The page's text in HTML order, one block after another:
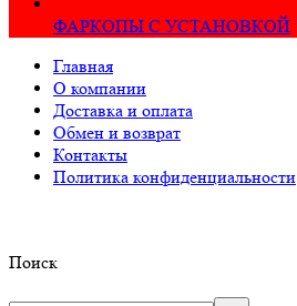
ФАРКОПЫ С УСТАНОВКОЙ
Главная
О компании
Доставка и оплата
Обмен и возврат
Контакты
Политика конфиденциальности
Поиск